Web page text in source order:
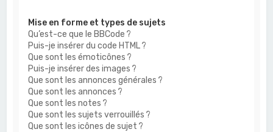
Mise en forme et types de sujets
Qu’est-ce que le BBCode ?
Puis-je insérer du code HTML ?
Que sont les émoticônes ?
Puis-je insérer des images ?
Que sont les annonces générales ?
Que sont les annonces ?
Que sont les notes ?
Que sont les sujets verrouillés ?
Que sont les icônes de sujet ?